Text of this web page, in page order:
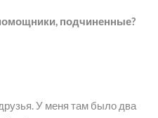
подчиненные?
У меня там было два